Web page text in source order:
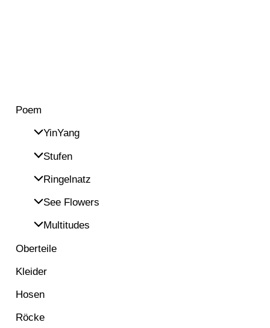
Poem
YinYang
Stufen
Ringelnatz
See Flowers
Multitudes
Oberteile
Kleider
Hosen
Röcke